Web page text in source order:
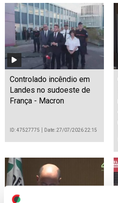
Controlado incêndio em
Landes no sudoeste de
França - Macron
ID: 47527775 Date: 27/07/2026 22:15